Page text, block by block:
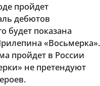
пройдет
дебютов
будет показана
«Восьмерка».
пройдет в России
не претендуют